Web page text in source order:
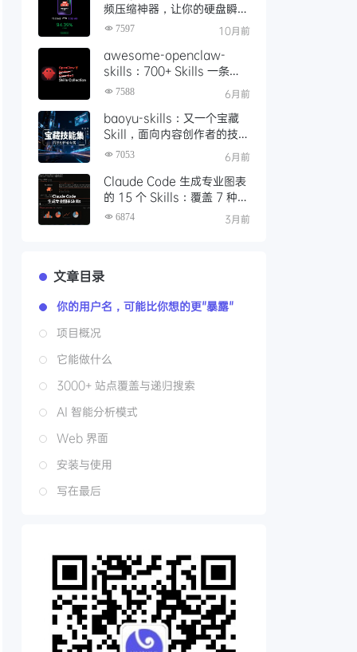
频压缩神器，让你的硬盘瞬间
轻松 10 倍
7597 10月前
awesome-openclaw-
skills：700+ Skills 一条命
令装配完成，如何让本地 AI
7588 6月前
baoyu-skills：又一个宝藏
Skill，面向内容创作者的技能
集，支持图文生成、发布与处
7053 6月前
Claude Code 生成专业图表
的 15 个 Skills：覆盖 7 种渲
染引擎的完整指南
6874 3月前
文章目录
你的用户名，可能比你想的更"暴露"
项目概况
它能做什么
3000+ 站点覆盖与递归搜索
AI 智能分析模式
Web 界面
安装与使用
写在最后